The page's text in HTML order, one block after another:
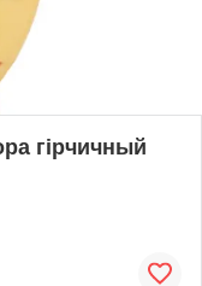
гірчичный